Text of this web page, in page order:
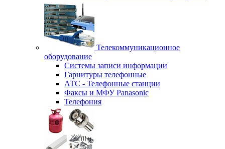
Телекоммуникационное
оборудование
Системы записи информации
Гарнитуры телефонные
АТС - Телефонные станции
Факсы и МФУ Panasonic
Телефония